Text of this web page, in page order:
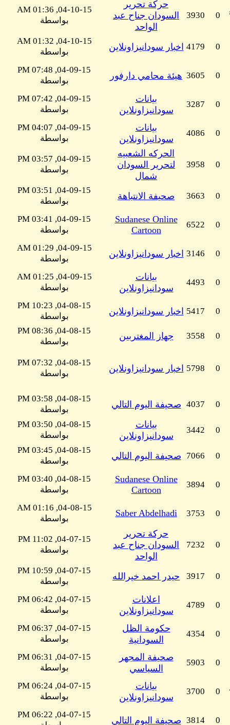
0
3930
حركة تحرير
السودان جناح عبد
الواحد
04-10-15, 01:36 AM
بواسطة
0
4179 اخبار سودانيزاونلاين
04-10-15, 01:32 AM
بواسطة
0
3605 هيئة محامي دارفور
04-09-15, 07:48 PM
بواسطة
0
3287
بيانات
سودانيزاونلاين
04-09-15, 07:42 PM
بواسطة
0
4086
بيانات
سودانيزاونلاين
04-09-15, 04:07 PM
بواسطة
0
3958
الحركه الشعبيه
لتحرير السودان
شمال
04-09-15, 03:57 PM
بواسطة
0
3663 صحيفة الانتباهة
04-09-15, 03:51 PM
بواسطة
0
6522
Sudanese Online
Cartoon
04-09-15, 03:41 PM
بواسطة
0
3146 اخبار سودانيزاونلاين
04-09-15, 01:29 AM
بواسطة
0
4493
بيانات
سودانيزاونلاين
04-09-15, 01:25 AM
بواسطة
0
5417 اخبار سودانيزاونلاين
04-08-15, 10:23 PM
بواسطة
0
3558 جهاز المغتربين
04-08-15, 08:36 PM
بواسطة
0
5798 اخبار سودانيزاونلاين
04-08-15, 07:32 PM
بواسطة
0
4037 صحيفة اليوم التالي
04-08-15, 03:58 PM
بواسطة
0
3442
بيانات
سودانيزاونلاين
04-08-15, 03:50 PM
بواسطة
0
7066 صحيفة اليوم التالي
04-08-15, 03:45 PM
بواسطة
0
3894
Sudanese Online
Cartoon
04-08-15, 03:40 PM
بواسطة
0
3753
Saber Abdelhadi
04-08-15, 01:16 AM
بواسطة
0
7232
حركة تحرير
السودان جناح عبد
الواحد
04-07-15, 11:02 PM
بواسطة
0
3917 حيدر احمد خيرالله
04-07-15, 10:59 PM
بواسطة
0
4789
اعلانات
سودانيزاونلاين
04-07-15, 06:42 PM
بواسطة
0
4354
حكومة الظل
السودانية
04-07-15, 06:37 PM
بواسطة
0
5903
صحيفة المجهر
السياسي
04-07-15, 06:31 PM
بواسطة
0
3700
بيانات
سودانيزاونلاين
04-07-15, 06:24 PM
بواسطة
0
3814 صحيفة اليوم التالي
04-07-15, 06:22 PM